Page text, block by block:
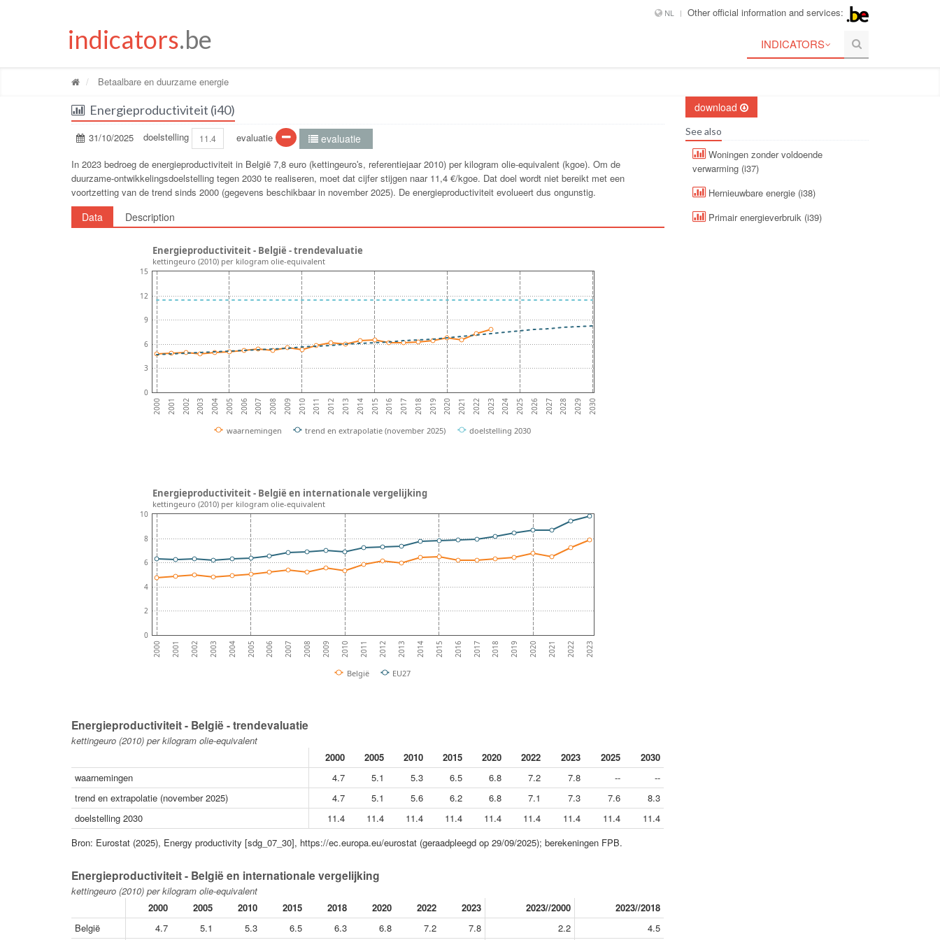
NL Other official information and services:
indicators.be INDICATORS
Betaalbare en duurzame energie
Energieproductiviteit (i40)
31/10/2025 doelstelling 11.4 evaluatie evaluatie
In 2023 bedroeg de energieproductiviteit in België 7,8 euro (kettingeuroʹs, referentiejaar 2010) per kilogram olie-equivalent (kgoe). Om de
duurzame-ontwikkelingsdoelstelling tegen 2030 te realiseren, moet dat cijfer stijgen naar 11,4 €/kgoe. Dat doel wordt niet bereikt met een
voortzetting van de trend sinds 2000 (gegevens beschikbaar in november 2025). De energieproductiviteit evolueert dus ongunstig.
Data Description
2000 2001 2002 2003 2004 2005 2006 2007 2008 2009 2010 2011 2012 2013 2014 2015 2016 2017 2018 2019 2020 2021 2022 2023 2024 2025 2026 2027 2028 2029 2030
0
3
6
9
12
15
waarnemingen trend en extrapolatie (november 2025) doelstelling 2030
Energieproductiviteit - België - trendevaluatie
kettingeuro (2010) per kilogram olie-equivalent
2000 2001 2002 2003 2004 2005 2006 2007 2008 2009 2010 2011 2012 2013 2014 2015 2016 2017 2018 2019 2020 2021 2022 2023
0
2
4
6
8
10
België EU27
Energieproductiviteit - België en internationale vergelijking
kettingeuro (2010) per kilogram olie-equivalent
Energieproductiviteit - België - trendevaluatie
kettingeuro (2010) per kilogram olie-equivalent
2000
2005 2010 2015 2020 2022 2023 2025
2030
waarnemingen
4.7 5.1 5.3 6.5 6.8 7.2 7.8 --
--
trend en extrapolatie (november 2025)
4.7 5.1 5.6 6.2 6.8 7.1 7.3 7.6
8.3
doelstelling 2030
11.4 11.4 11.4 11.4 11.4 11.4 11.4 11.4
11.4
Bron: Eurostat (2025), Energy productivity [sdg_07_30], https://ec.europa.eu/eurostat (geraadpleegd op 29/09/2025); berekeningen FPB.
Energieproductiviteit - België en internationale vergelijking
kettingeuro (2010) per kilogram olie-equivalent
2000
2005 2010 2015 2018 2020 2022 2023 2023//2000
2023//2018
België
4.7 5.1 5.3 6.5 6.3 6.8 7.2 7.8 2.2 4.5
download
See also
Woningen zonder voldoende
verwarming (i37)
Hernieuwbare energie (i38)
Primair energieverbruik (i39)